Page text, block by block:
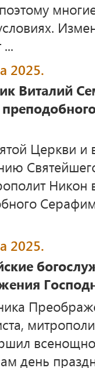
2025.
Виталий
Церкви и
2025.
день